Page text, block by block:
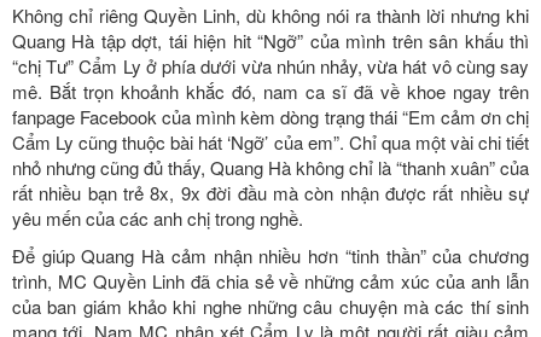
Không chỉ riêng Quyền Linh, dù không nói ra thành lời nhưng khi
Quang Hà tập dợt, tái hiện hit “Ngỡ” của mình trên sân khấu thì
“chị Tư” Cẩm Ly ở phía dưới vừa nhún nhảy, vừa hát vô cùng say
mê. Bắt trọn khoảnh khắc đó, nam ca sĩ đã về khoe ngay trên
fanpage Facebook của mình kèm dòng trạng thái “Em cảm ơn chị
Cẩm Ly cũng thuộc bài hát ‘Ngỡ’ của em”. Chỉ qua một vài chi tiết
nhỏ nhưng cũng đủ thấy, Quang Hà không chỉ là “thanh xuân” của
rất nhiều bạn trẻ 8x, 9x đời đầu mà còn nhận được rất nhiều sự
yêu mến của các anh chị trong nghề.
Để giúp Quang Hà cảm nhận nhiều hơn “tinh thần” của chương
trình, MC Quyền Linh đã chia sẻ về những cảm xúc của anh lẫn
của ban giám khảo khi nghe những câu chuyện mà các thí sinh
mang tới. Nam MC nhận xét Cẩm Ly là một người rất giàu cảm